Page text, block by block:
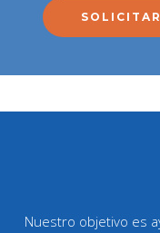
Nuestro objetivo es